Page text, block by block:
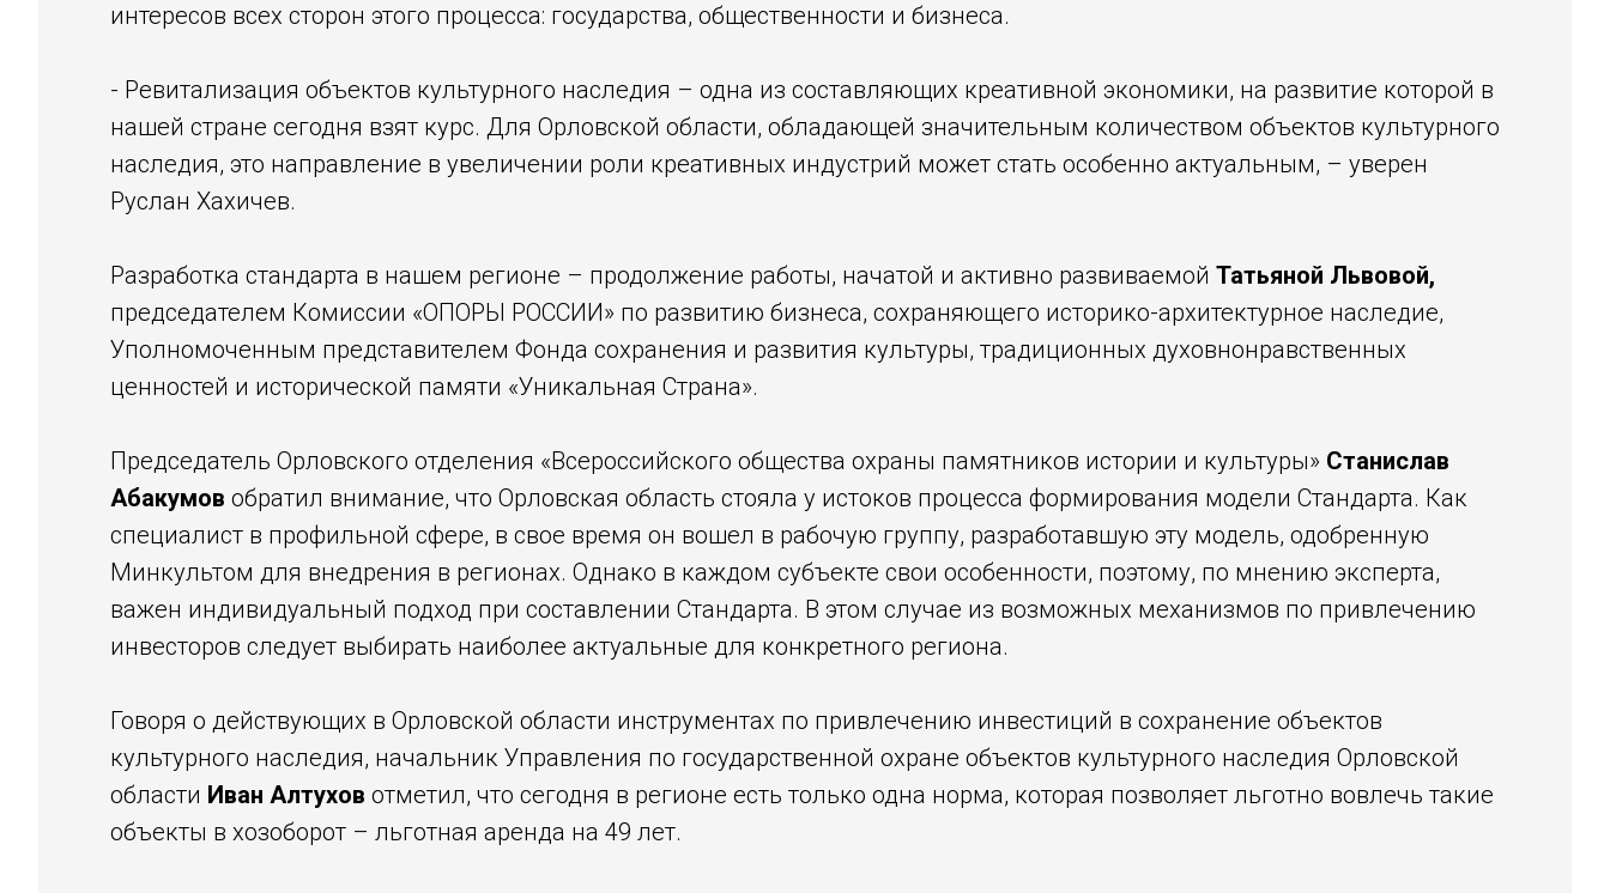
интересов всех сторон этого процесса: государства, общественности и бизнеса.
- Ревитализация объектов культурного наследия – одна из составляющих креативной экономики, на развитие которой в
нашей стране сегодня взят курс. Для Орловской области, обладающей значительным количеством объектов культурного
наследия, это направление в увеличении роли креативных индустрий может стать особенно актуальным, – уверен
Руслан Хахичев.
Разработка стандарта в нашем регионе – продолжение работы, начатой и активно развиваемой Татьяной Львовой,
председателем Комиссии «ОПОРЫ РОССИИ» по развитию бизнеса, сохраняющего историко-архитектурное наследие,
Уполномоченным представителем Фонда сохранения и развития культуры, традиционных духовно­нравственных
ценностей и исторической памяти «Уникальная Страна».
Председатель Орловского отделения «Всероссийского общества охраны памятников истории и культуры» Станислав
Абакумов обратил внимание, что Орловская область стояла у истоков процесса формирования модели Стандарта. Как
специалист в профильной сфере, в свое время он вошел в рабочую группу, разработавшую эту модель, одобренную
Минкультом для внедрения в регионах. Однако в каждом субъекте свои особенности, поэтому, по мнению эксперта,
важен индивидуальный подход при составлении Стандарта. В этом случае из возможных механизмов по привлечению
инвесторов следует выбирать наиболее актуальные для конкретного региона.
Говоря о действующих в Орловской области инструментах по привлечению инвестиций в сохранение объектов
культурного наследия, начальник Управления по государственной охране объектов культурного наследия Орловской
области Иван Алтухов отметил, что сегодня в регионе есть только одна норма, которая позволяет льготно вовлечь такие
объекты в хозоборот – льготная аренда на 49 лет.